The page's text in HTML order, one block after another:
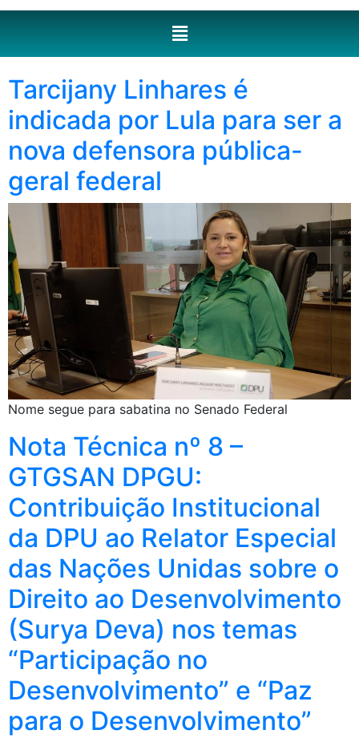
Tarcijany Linhares é
indicada por Lula para ser a
nova defensora pública-
geral federal
Nome segue para sabatina no Senado Federal
Nota Técnica nº 8 –
GTGSAN DPGU:
Contribuição Institucional
da DPU ao Relator Especial
das Nações Unidas sobre o
Direito ao Desenvolvimento
(Surya Deva) nos temas
“Participação no
Desenvolvimento” e “Paz
para o Desenvolvimento”